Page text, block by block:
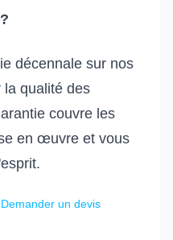
décennale sur nos
la qualité des
couvre les
en œuvre et vous
Demander un devis